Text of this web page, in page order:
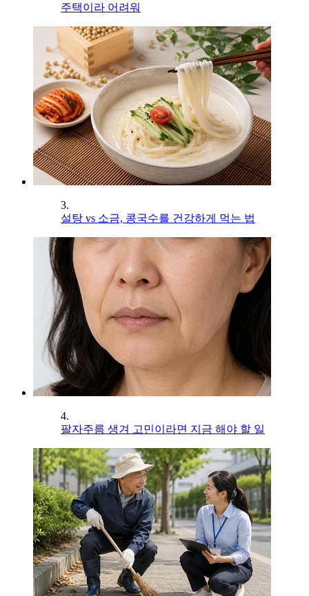
주택이라 어려워
3.
설탕 vs 소금, 콩국수를 건강하게 먹는 법
4.
팔자주름 생겨 고민이라면 지금 해야 할 일